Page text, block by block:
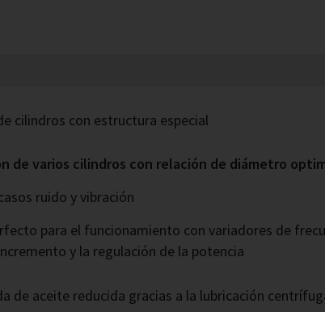
cilindros con estructura especial
de varios cilindros con relación de diámetro
ruido y vibración
para el funcionamiento con variadores de
y la regulación de la potencia
de aceite reducida gracias a la lubricación